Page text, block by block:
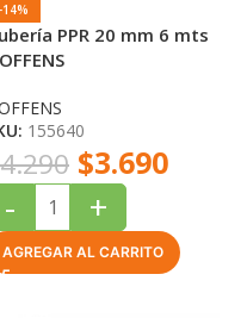
-14%
PPR 20 mm 6 mts
155640
4.290 $3.690
- +
AGREGAR AL CARRITO